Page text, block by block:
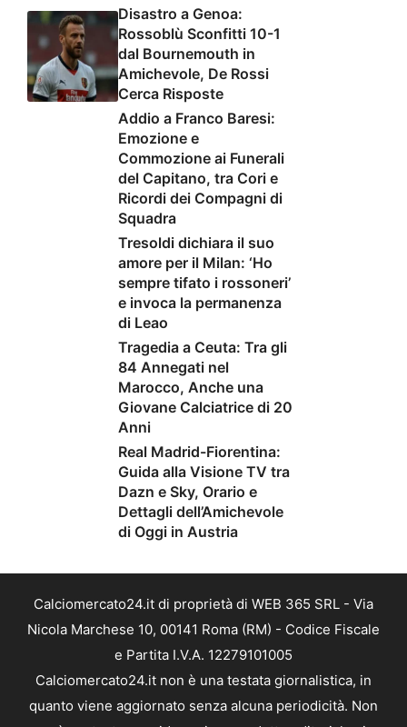
Disastro a Genoa:
Rossoblù Sconfitti 10-1
dal Bournemouth in
Amichevole, De Rossi
Cerca Risposte
Addio a Franco Baresi:
Emozione e
Commozione ai Funerali
del Capitano, tra Cori e
Ricordi dei Compagni di
Squadra
Tresoldi dichiara il suo
amore per il Milan: ‘Ho
sempre tifato i rossoneri’
e invoca la permanenza
di Leao
Tragedia a Ceuta: Tra gli
84 Annegati nel
Marocco, Anche una
Giovane Calciatrice di 20
Anni
Real Madrid-Fiorentina:
Guida alla Visione TV tra
Dazn e Sky, Orario e
Dettagli dell’Amichevole
di Oggi in Austria
Calciomercato24.it di proprietà di WEB 365 SRL - Via
Nicola Marchese 10, 00141 Roma (RM) - Codice Fiscale
e Partita I.V.A. 12279101005
Calciomercato24.it non è una testata giornalistica, in
quanto viene aggiornato senza alcuna periodicità. Non